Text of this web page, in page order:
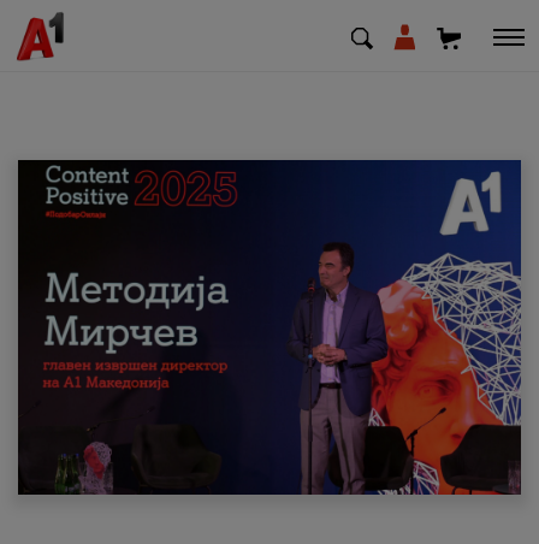
МК EN
Приватни Деловни
Поддршка
Надополни кредит